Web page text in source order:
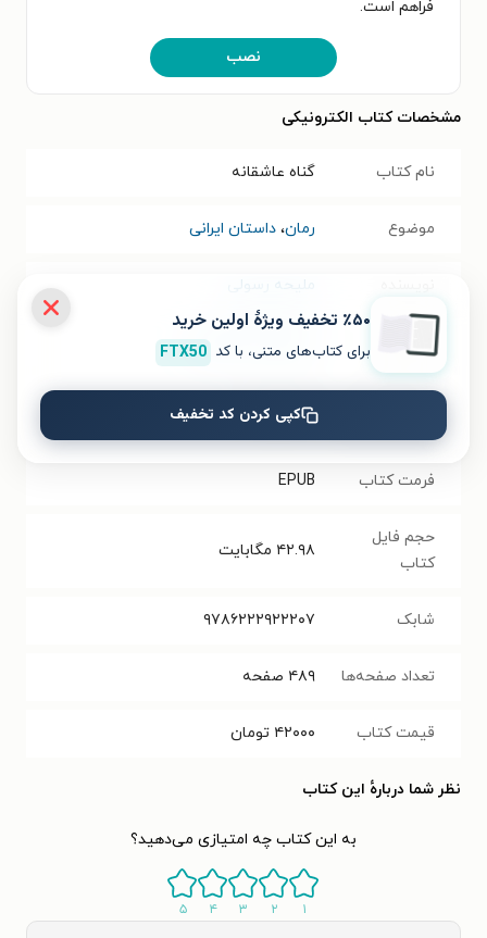
فراهم است.
نصب
مشخصات کتاب الکترونیکی
نام کتاب گناه عاشقانه
موضوع رمان، داستان ایرانی
ملیحه رسولی
انتشارات انتشارات متخصصان
۱۴۰۰/۰۴/۱۴
فرمت کتاب EPUB
حجم فایل
کتاب
۴۲.۹۸ مگابایت
شابک ۹۷۸۶۲۲۲۹۲۲۲۰۷
تعداد صفحه‌ها ۴۸۹ صفحه
قیمت کتاب ۴۲۰۰۰ تومان
نظر شما دربارهٔ این کتاب
به این کتاب چه امتیازی می‌دهید؟
۱ ۲ ۳ ۴ ۵
٪۵۰ تخفیف ویژۀ اولین خرید
برای کتاب‌های متنی، با کد FTX50
کپی کردن کد تخفیف